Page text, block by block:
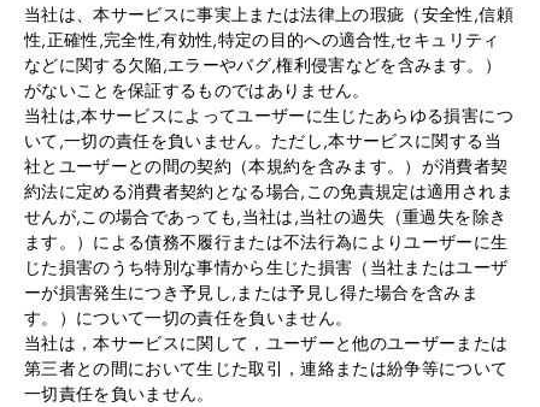
当社は、本サービスに事実上または法律上の瑕疵（安全性,信頼
性,正確性,完全性,有効性,特定の目的への適合性,セキュリティ
などに関する欠陥,エラーやバグ,権利侵害などを含みます。）
がないことを保証するものではありません。
当社は,本サービスによってユーザーに生じたあらゆる損害につ
いて,一切の責任を負いません。ただし,本サービスに関する当
社とユーザーとの間の契約（本規約を含みます。）が消費者契
約法に定める消費者契約となる場合,この免責規定は適用されま
せんが,この場合であっても,当社は,当社の過失（重過失を除き
ます。）による債務不履行または不法行為によりユーザーに生
じた損害のうち特別な事情から生じた損害（当社またはユーザ
ーが損害発生につき予見し,または予見し得た場合を含みま
す。）について一切の責任を負いません。
当社は，本サービスに関して，ユーザーと他のユーザーまたは
第三者との間において生じた取引，連絡または紛争等について
一切責任を負いません。